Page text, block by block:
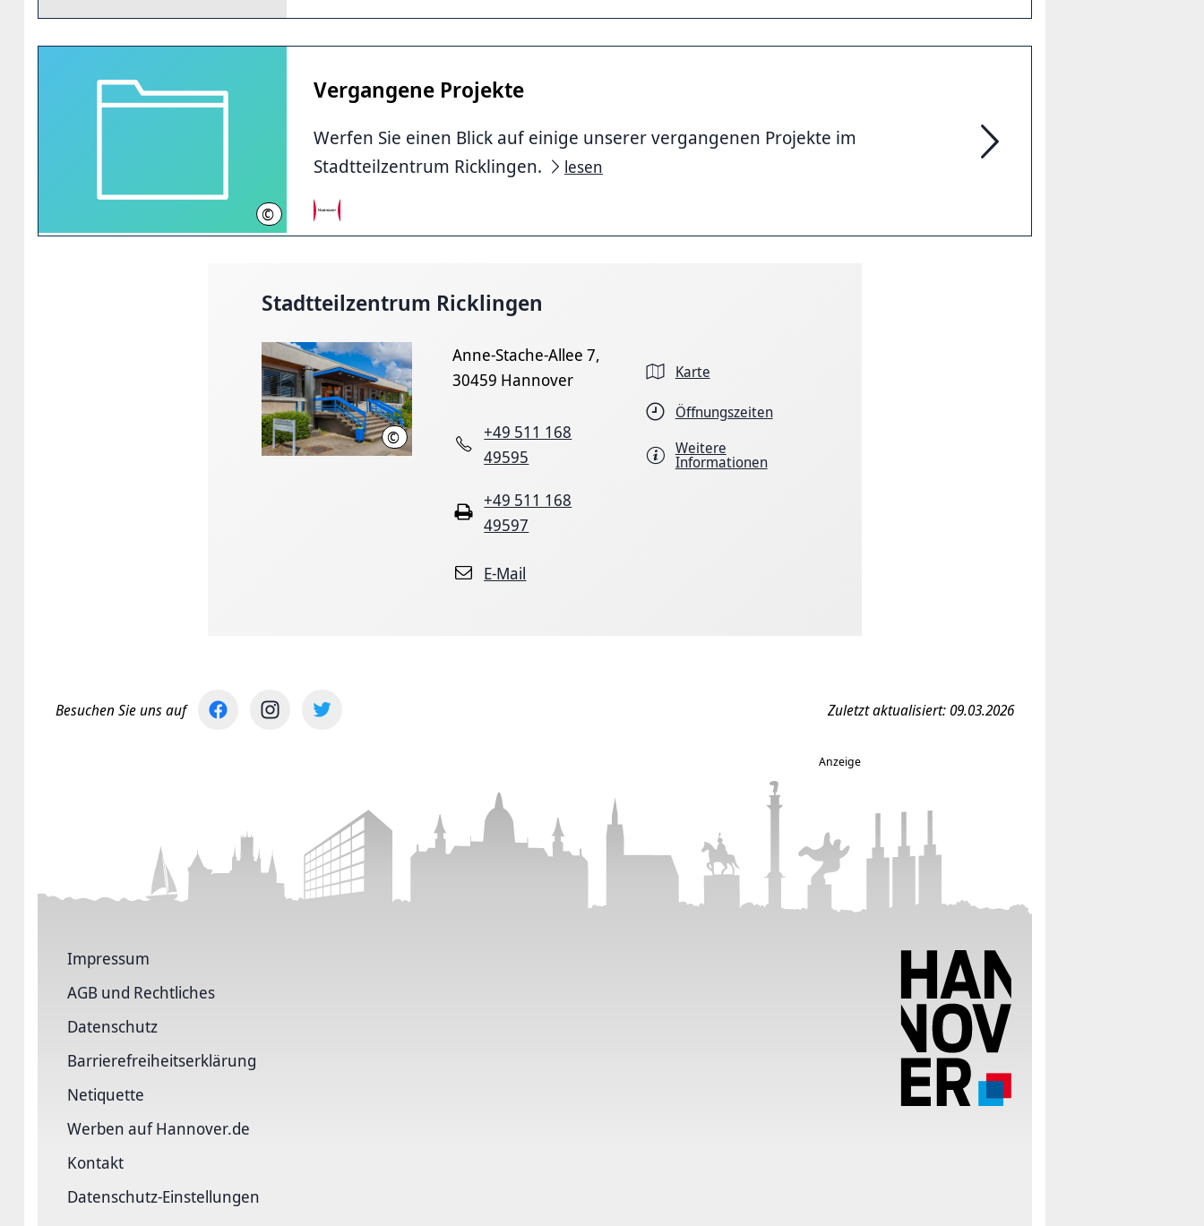
© Pixabay
Vergangene Projekte
Werfen Sie einen Blick auf einige unserer vergangenen Projekte im
Stadtteilzentrum Ricklingen.
lesen
Stadtteilzentrum Ricklingen
© LHH
Anne-Stache-Allee 7,
30459 Hannover
+49 511 168
49595
+49 511 168
49597
E-Mail
Karte
Öffnungszeiten
Weitere
Informationen
Besuchen Sie uns auf Zuletzt aktualisiert: 09.03.2026
Anzeige
Impressum
AGB und Rechtliches
Datenschutz
Barriere­freiheits­erklärung
Netiquette
Werben auf Hannover.de
Kontakt
Datenschutz-Einstellungen